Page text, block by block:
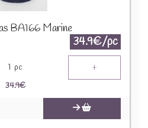
BA166 Marine
34.9€/pc
1 pc +
34.9€